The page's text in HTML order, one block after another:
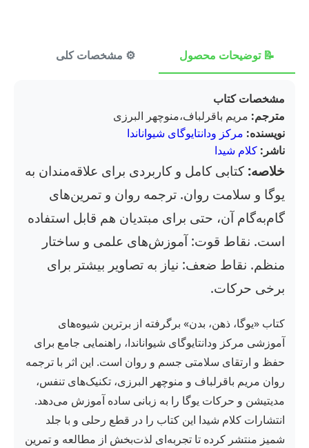
📝 توضیحات محصول ⚙️ مشخصات کلی
مشخصات کتاب
مترجم: مریم باقرلباف،منوچهر البرزی
نویسنده: مرکز ودانتایوگای شیواناندا
ناشر: کلام شیدا
خلاصه: کتابی کامل و کاربردی برای علاقه‌مندان به
یوگا و سلامت روان. ترجمه روان و تمرین‌های
گام‌به‌گام آن، حتی برای مبتدیان هم قابل استفاده
است. نقاط قوت: آموزش‌های علمی و ساختار
منظم. نقاط ضعف: نیاز به تصاویر بیشتر برای
برخی حرکات.
کتاب «یوگا، ذهن، بدن» برگرفته از برترین شیوه‌های
آموزشی مرکز ودانتایوگای شیواناندا، راهنمایی جامع برای
حفظ و ارتقای سلامتی جسم و روان است. این اثر با ترجمه
روان مریم باقرلباف و منوچهر البرزی، تکنیک‌های تنفس،
مدیتیشن و حرکات یوگا را به زبانی ساده آموزش می‌دهد.
انتشارات کلام شیدا این کتاب را در قطع رحلی و با جلد
شمیز منتشر کرده تا تجربه‌ای لذت‌بخش از مطالعه و تمرین